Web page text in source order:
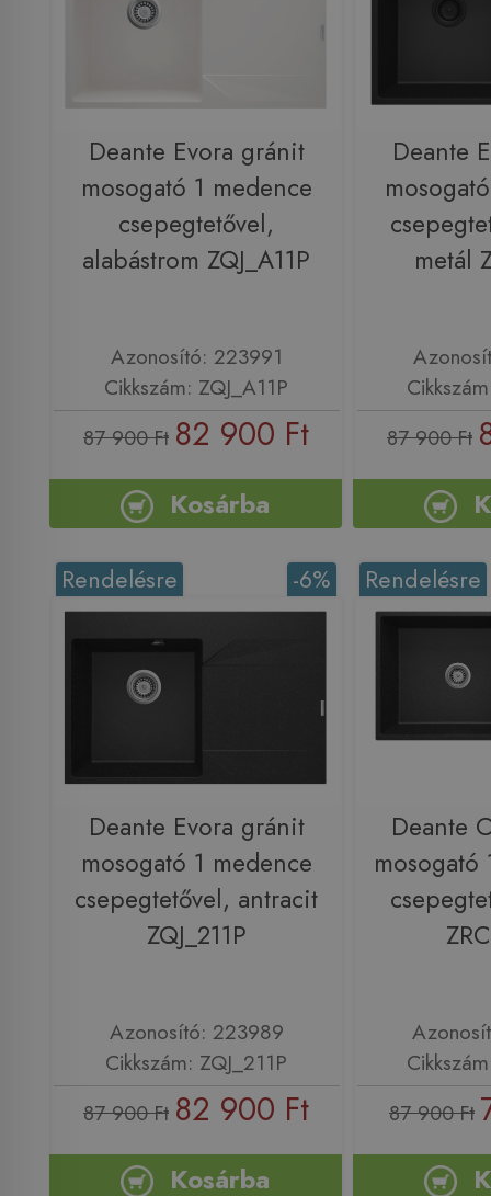
Deante Evora gránit
mosogató 1 medence
csepegtetővel,
alabástrom ZQJ_A11P
Azonosító: 223991
Cikkszám: ZQJ_A11P
87 900 Ft 82 900 Ft
Kosárba
Deante
metál
87 900 Ft
-6%
Rendelésre
Deante Evora gránit
mosogató 1 medence
csepegtetővel, antracit
ZQJ_211P
Azonosító: 223989
Cikkszám: ZQJ_211P
87 900 Ft 82 900 Ft
Kosárba
Rendelésre
Deante
mosogató
87 900 Ft